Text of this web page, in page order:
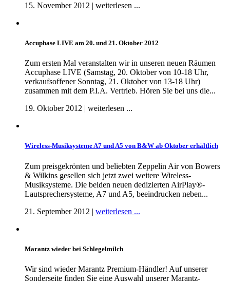
15. November 2012 | weiterlesen ...
Accuphase LIVE am 20. und 21. Oktober 2012
Zum ersten Mal veranstalten wir in unseren neuen Räumen
Accuphase LIVE (Samstag, 20. Oktober von 10-18 Uhr,
verkaufsoffener Sonntag, 21. Oktober von 13-18 Uhr)
zusammen mit dem P.I.A. Vertrieb. Hören Sie bei uns die...
19. Oktober 2012 | weiterlesen ...
Wireless-Musiksysteme A7 und A5 von B&W ab Oktober erhältlich
Zum preisgekrönten und beliebten Zeppelin Air von Bowers
& Wilkins gesellen sich jetzt zwei weitere Wireless-
Musiksysteme. Die beiden neuen dedizierten AirPlay®-
Lautsprechersysteme, A7 und A5, beeindrucken neben...
21. September 2012 | weiterlesen ...
Marantz wieder bei Schlegelmilch
Wir sind wieder Marantz Premium-Händler! Auf unserer
Sonderseite finden Sie eine Auswahl unserer Marantz-